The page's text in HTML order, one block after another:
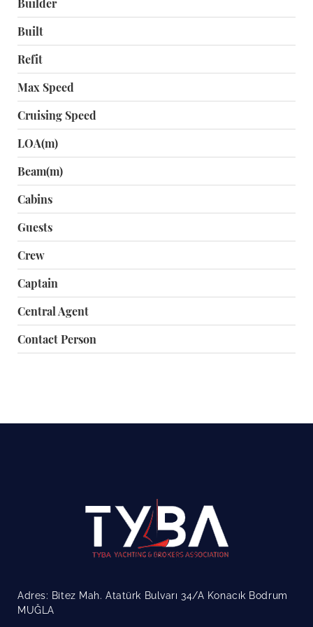
Builder
Built
Refit
Max Speed
Cruising Speed
LOA(m)
Beam(m)
Cabins
Guests
Crew
Captain
Central Agent
Contact Person
Adres: Bitez Mah. Atatürk Bulvarı 34/A Konacık Bodrum
MUĞLA